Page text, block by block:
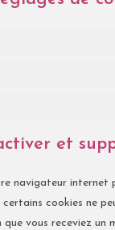
et
navigateur internet
cookies ne
vous receviez un